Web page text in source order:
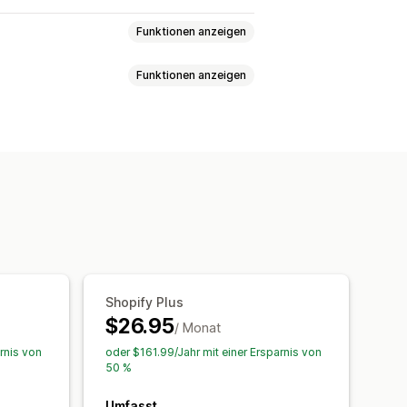
Funktionen anzeigen
Zeitlich begrenzte Aktion
Produkt-Launch
Funktionen anzeigen
Trigger und Regeln
Tagging
von
Shopify Plus
$26.95/ Monat
oder $161.99/Jahr mit einer Ersparnis von
50 %